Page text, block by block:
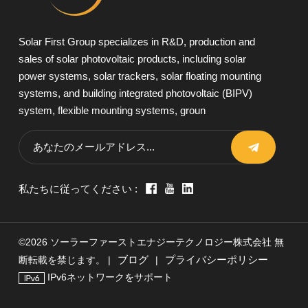
Solar First Group specializes in R&D, production and
sales of solar photovoltaic products, including solar
power systems, solar trackers, solar floating mounting
systems, and building integrated photovoltaic (BIPV)
system, flexible mounting systems, groun
私たちに従ってください :
©2026 ソーラーファーストエナジーテクノロジー株式会社 無
断転載を禁じます。 |
ブログ | プライバシーポリシー
IPv6ネットワークをサポート